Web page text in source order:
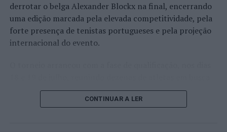
derrotar o belga Alexander Blockx na final, encerrando
uma edição marcada pela elevada competitividade, pela
forte presença de tenistas portugueses e pela projeção
internacional do evento.
de um lugar no quadro principal. A cerimónia de
abertura contou com a presença do presidente da
CONTINUAR A LER